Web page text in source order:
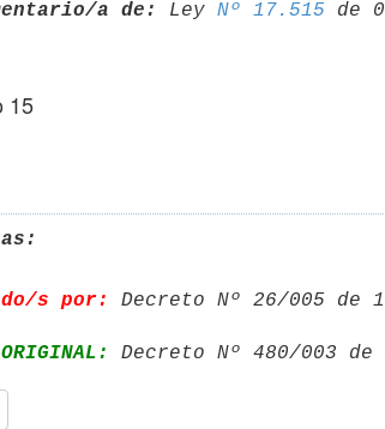
a de: Ley Nº 17.515
15
s por: Decreto Nº 26/005 de
Decreto Nº 480/003